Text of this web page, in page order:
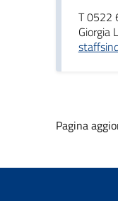
T 0522
Giorgia
Pagina